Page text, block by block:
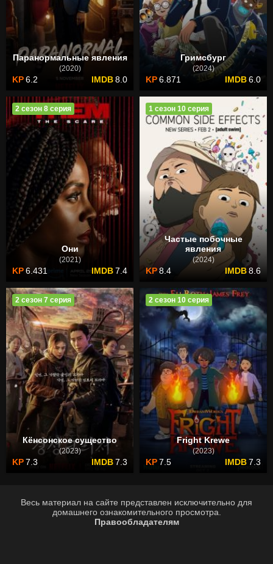
Паранормальные явления
(2020)
6.2 8.0
Гримсбург
(2024)
6.871 6.0
Они
(2021)
6.431 7.4
2 сезон 8 серия
Частые побочные
явления
(2024)
8.4 8.6
1 сезон 10 серия
Кёнсонское существо
(2023)
7.3 7.3
2 сезон 7 серия
Fright Krewe
(2023)
7.5 7.3
2 сезон 10 серия
Весь материал на сайте представлен исключительно для
домашнего ознакомительного просмотра.
Правообладателям